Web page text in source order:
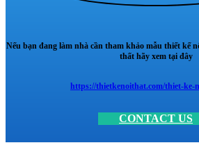
Nếu bạn đang làm nhà cần tham khảo mẫu thiết kế
thất hãy xem tại đây
https://thietkenoithat.com/thiet-ke-
CONTACT US